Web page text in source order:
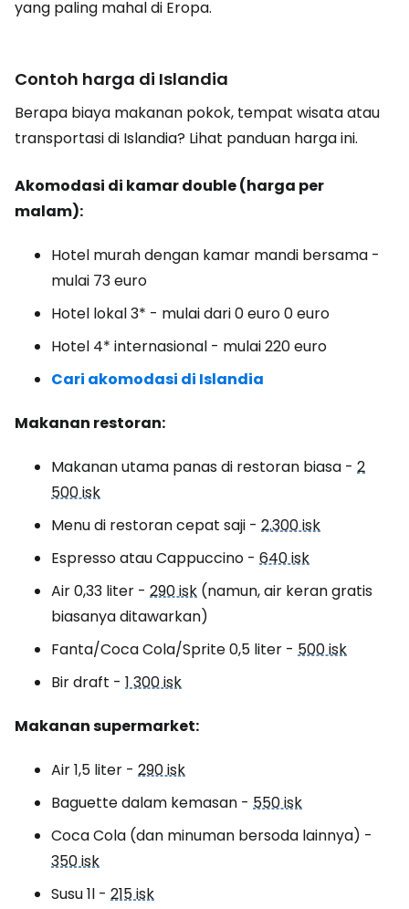
yang paling mahal di Eropa.
Contoh harga di Islandia
Berapa biaya makanan pokok, tempat wisata atau
transportasi di Islandia? Lihat panduan harga ini.
Akomodasi di kamar double (harga per
malam):
Hotel murah dengan kamar mandi bersama -
mulai 73 euro
Hotel lokal 3* - mulai dari 0 euro 0 euro
Hotel 4* internasional - mulai 220 euro
Cari akomodasi di Islandia
Makanan restoran:
Makanan utama panas di restoran biasa - 2
500 isk
Menu di restoran cepat saji - 2.300 isk
Espresso atau Cappuccino - 640 isk
Air 0,33 liter - 290 isk (namun, air keran gratis
biasanya ditawarkan)
Fanta/Coca Cola/Sprite 0,5 liter - 500 isk
Bir draft - 1 300 isk
Makanan supermarket:
Air 1,5 liter - 290 isk
Baguette dalam kemasan - 550 isk
Coca Cola (dan minuman bersoda lainnya) -
350 isk
Susu 1l - 215 isk